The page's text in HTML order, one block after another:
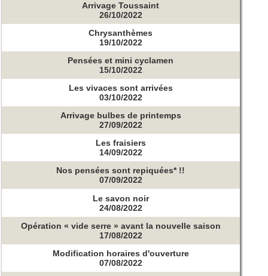
Arrivage Toussaint
26/10/2022
Chrysanthèmes
19/10/2022
Pensées et mini cyclamen
15/10/2022
Les vivaces sont arrivées
03/10/2022
Arrivage bulbes de printemps
27/09/2022
Les fraisiers
14/09/2022
Nos pensées sont repiquées* !!
07/09/2022
Le savon noir
24/08/2022
Opération « vide serre » avant la nouvelle saison
17/08/2022
Modification horaires d'ouverture
07/08/2022